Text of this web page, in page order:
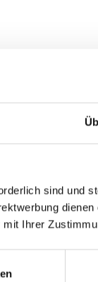
sind und
Ihrer
Partner
Raum für